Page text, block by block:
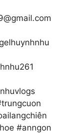
#anngon